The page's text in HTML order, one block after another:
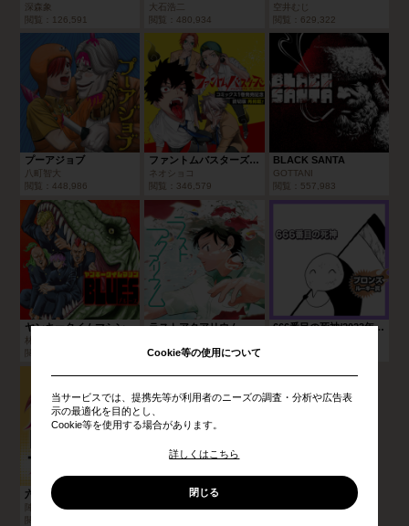
深森象
閲覧：
126,591
大石浩二
閲覧：
480,934
空井むじ
閲覧：
629,322
プーアジョブ
八町智大
閲覧：
448,986
ファントムバスターズ／読切版
ネオショコ
閲覧：
346,579
BLACK SANTA
GOTTANI
閲覧：
557,983
ヤンキータイムマシンBLUES
林聖二
閲覧：
ラストアクアリウム
閲覧：379,075
666番目の死神/2023年11月期ブロンズルーキー賞
六本角のハルカ
陣ノ内康暉
閲覧：
Cookie等の使用について
当サービスでは、提携先等が利用者のニーズの調査・分析や広告表
示の最適化を目的とし、
Cookie等を使用する場合があります。
詳しくはこちら
閉じる